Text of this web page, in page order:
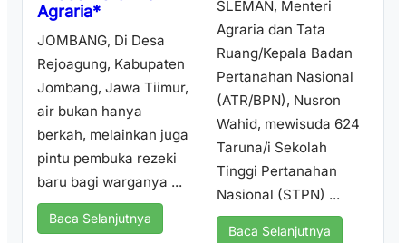
Agraria*
JOMBANG, Di Desa
Rejoagung, Kabupaten
Jombang, Jawa Tiimur,
air bukan hanya
berkah, melainkan juga
pintu pembuka rezeki
baru bagi warganya ...
Baca Selanjutnya
SLEMAN, Menteri
Agraria dan Tata
Ruang/Kepala Badan
Pertanahan Nasional
(ATR/BPN), Nusron
Wahid, mewisuda 624
Taruna/i Sekolah
Tinggi Pertanahan
Nasional (STPN) ...
Baca Selanjutnya